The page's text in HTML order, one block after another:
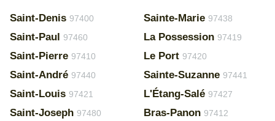
Saint-Denis 97400
Saint-Paul 97460
Saint-Pierre 97410
Saint-André 97440
Saint-Louis 97421
Saint-Joseph 97480
Sainte-Marie 97438
La Possession 97419
Le Port 97420
Sainte-Suzanne 97441
L'Étang-Salé 97427
Bras-Panon 97412